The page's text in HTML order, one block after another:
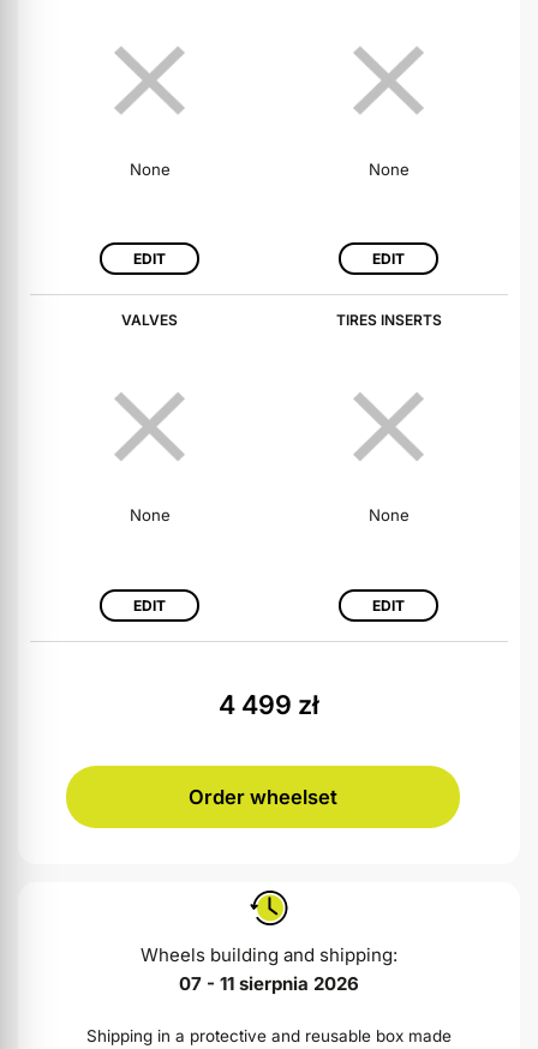
None
EDIT
None
EDIT
VALVES
None
EDIT
TIRES INSERTS
None
EDIT
4 499 zł
Order wheelset
Wheels building and shipping:
07 - 11 sierpnia 2026
Shipping in a protective and reusable box made